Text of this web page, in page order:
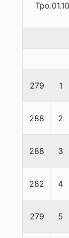
279 1
288 2
288 3
282 4
279 5